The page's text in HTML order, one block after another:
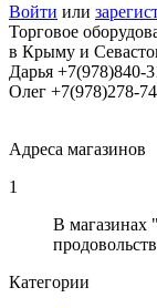
Войти или
Торговое
в Крыму и
Дарья +7(978)840-
Олег +7(978)278-
Адреса магазинов
1
В магазинах
Категории